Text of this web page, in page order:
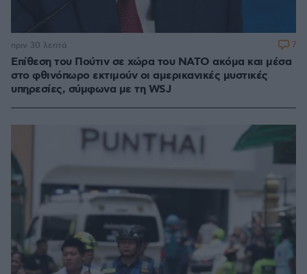
Επίθεση του Πούτιν σε χώρα του ΝΑΤΟ ακόμα και μέσα
στο φθινόπωρο εκτιμούν οι αμερικανικές μυστικές
υπηρεσίες, σύμφωνα με τη WSJ
πριν 30 λεπτά 7